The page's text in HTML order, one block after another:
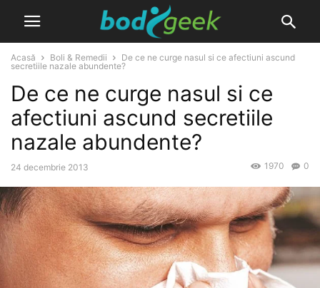
Acasă Boli & Remedii
De ce ne curge nasul si ce afectiuni ascund
secretiile nazale abundente?
De ce ne curge nasul si ce
afectiuni ascund secretiile
nazale abundente?
24 decembrie 2013 0
1970